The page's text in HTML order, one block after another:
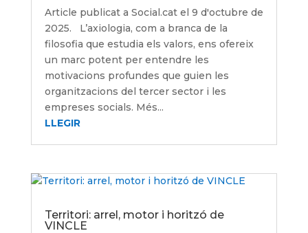
Article publicat a Social.cat el 9 d'octubre de
2025. L’axiologia, com a branca de la
filosofia que estudia els valors, ens ofereix
un marc potent per entendre les
motivacions profundes que guien les
organitzacions del tercer sector i les
empreses socials. Més...
LLEGIR
Territori: arrel, motor i horitzó de
VINCLE